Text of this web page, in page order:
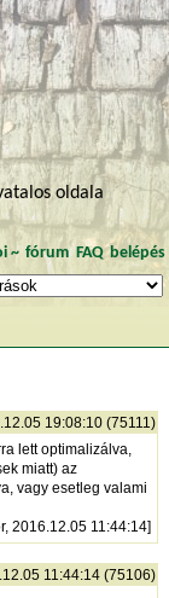
oldala
~ fórum FAQ belépés
19:08:10 (75111)
lett optimalizálva,
miatt) az
vagy esetleg valami
2016.12.05 11:44:14]
11:44:14 (75106)